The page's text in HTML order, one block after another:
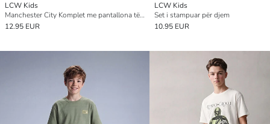
LCW Kids
Manchester City Komplet me pantallona të shkurtra i stampuar për Djem
12.95 EUR
LCW Kids
Set i stampuar për djem
10.95 EUR